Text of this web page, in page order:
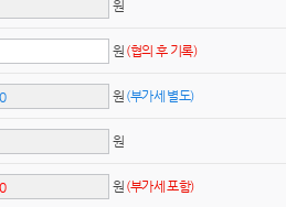
원
원 (협의 후 기록)
원 (부가세 별도)
원
원 (부가세 포함)